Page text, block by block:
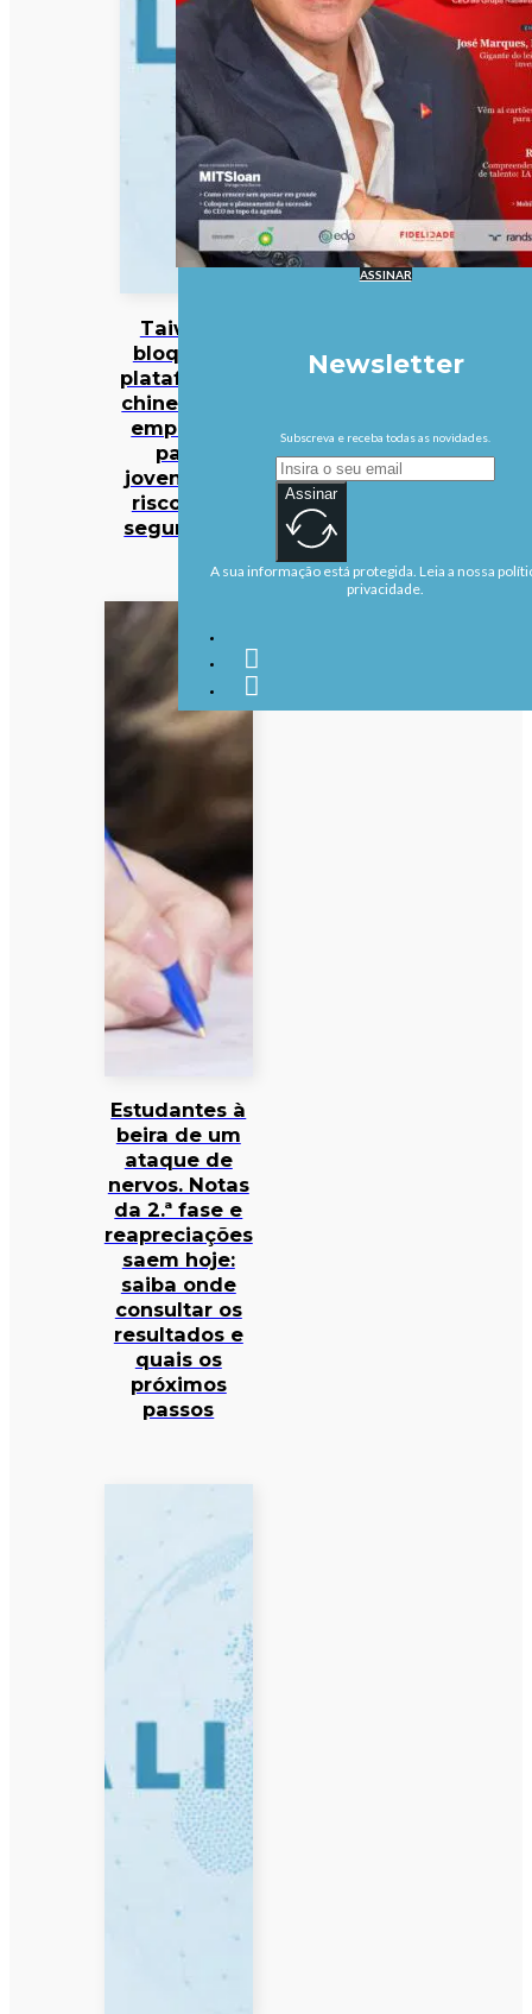
Taiwan
bloqueia
plataforma
chinesa de
emprego
para
jovens por
riscos de
segurança
Estudantes à
beira de um
ataque de
nervos. Notas
da 2.ª fase e
reapreciações
saem hoje:
saiba onde
consultar os
resultados e
quais os
próximos
passos
ASSINAR
Newsletter
Subscreva e receba todas as novidades.
Assinar
A sua informação está protegida. Leia a nossa
privacidade.